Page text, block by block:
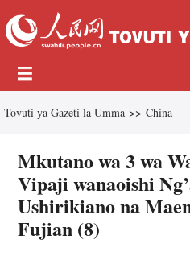
Tovuti ya Gazeti la Umma >> China
Mkutano wa 3 wa
Vipaji wanaoishi
Ushirikiano na
Fujian (8)